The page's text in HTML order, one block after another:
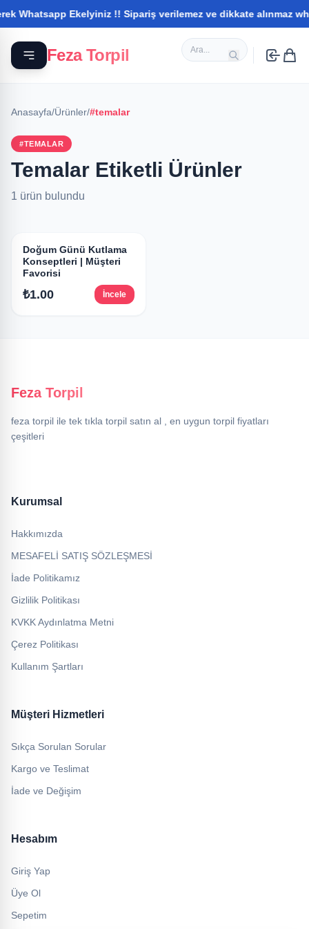
Whatsapp Ekelyiniz !! Sipariş verilemez ve dikkate alınmaz
Feza Torpil
Anasayfa/Ürünler/#temalar
#TEMALAR
Temalar Etiketli Ürünler
1 ürün bulundu
Doğum Günü Kutlama
Konseptleri | Müşteri
Favorisi
₺1.00 İncele
Feza Torpil
feza torpil ile tek tıkla torpil satın al , en uygun torpil fiyatları
çeşitleri
Kurumsal
Hakkımızda
MESAFELİ SATIŞ SÖZLEŞMESİ
İade Politikamız
Gizlilik Politikası
KVKK Aydınlatma Metni
Çerez Politikası
Kullanım Şartları
Müşteri Hizmetleri
Sıkça Sorulan Sorular
Kargo ve Teslimat
İade ve Değişim
Hesabım
Giriş Yap
Üye Ol
Sepetim